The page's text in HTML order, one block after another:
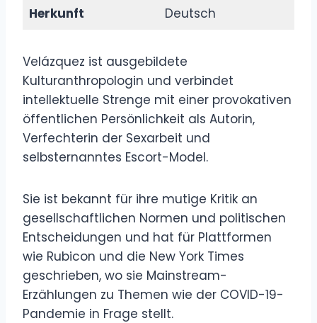
Herkunft
Deutsch
Velázquez ist ausgebildete
Kulturanthropologin und verbindet
intellektuelle Strenge mit einer provokativen
öffentlichen Persönlichkeit als Autorin,
Verfechterin der Sexarbeit und
selbsternanntes Escort-Model.
Sie ist bekannt für ihre mutige Kritik an
gesellschaftlichen Normen und politischen
Entscheidungen und hat für Plattformen
wie Rubicon und die New York Times
geschrieben, wo sie Mainstream-
Erzählungen zu Themen wie der COVID-19-
Pandemie in Frage stellt.